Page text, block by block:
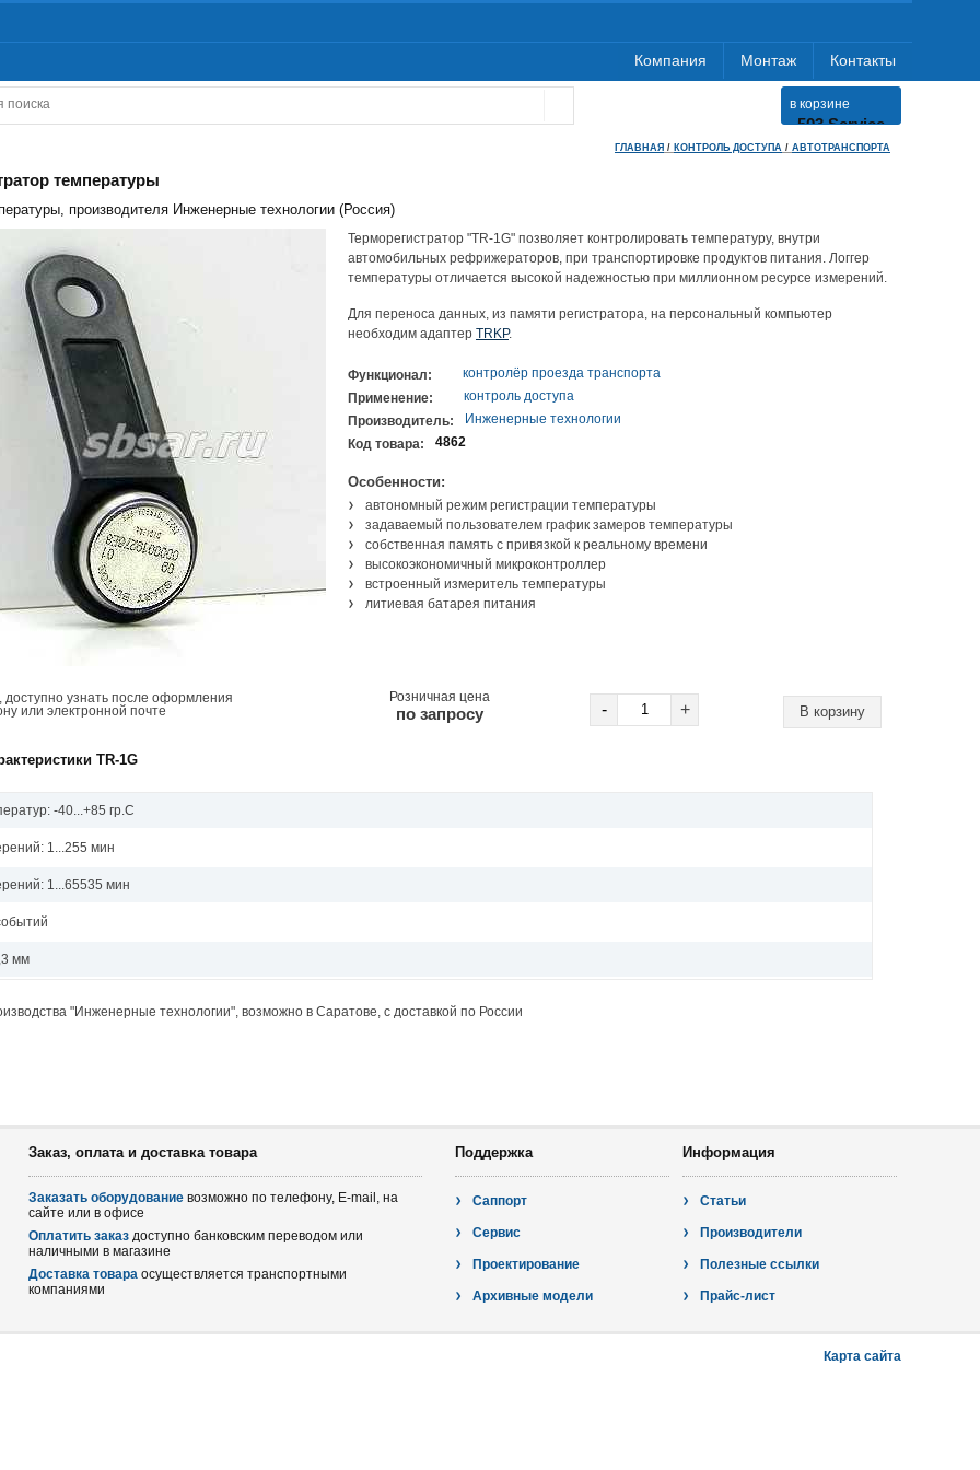
Контакты
Монтаж
Компания
в корзине
503 Service
Temporarily
reuseport/1.21.1
ГЛАВНАЯ / КОНТРОЛЬ ДОСТУПА / АВТОТРАНСПОРТА
температуры
производителя Инженерные технологии (Россия)
Терморегистратор "TR-1G" позволяет контролировать температуру, внутри
автомобильных рефрижераторов, при транспортировке продуктов питания. Логгер
температуры отличается высокой надежностью при миллионном ресурсе измерений.
Для переноса данных, из памяти регистратора, на персональный компьютер
необходим адаптер TRKP.
Функционал:
контролёр проезда транспорта
Применение:
контроль доступа
Производитель:
Инженерные технологии
Код товара:
4862
Особенности:
автономный режим регистрации температуры
задаваемый пользователем график замеров температуры
собственная память с привязкой к реальному времени
высокоэкономичный микроконтроллер
встроенный измеритель температуры
литиевая батарея питания
доступно узнать после оформления
или электронной почте
Розничная цена
по запросу - +
TR-1G
-40...+85 гр.C
1...255 мин
1...65535 мин
мм
"Инженерные технологии", возможно в Саратове, с доставкой по России
Заказ, оплата и доставка товара
Заказать оборудование возможно по телефону, E-mail, на
сайте или в офисе
Оплатить заказ доступно банковским переводом или
наличными в магазине
Доставка товара осуществляется транспортными
компаниями
Поддержка
Саппорт
Сервис
Проектирование
Архивные модели
Информация
Статьи
Производители
Полезные ссылки
Прайс-лист
Карта сайта